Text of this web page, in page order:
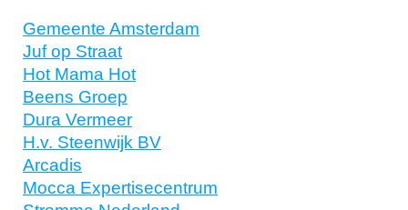
Gemeente Amsterdam
Juf op Straat
Hot Mama Hot
Beens Groep
Dura Vermeer
H.v. Steenwijk BV
Arcadis
Mocca Expertisecentrum